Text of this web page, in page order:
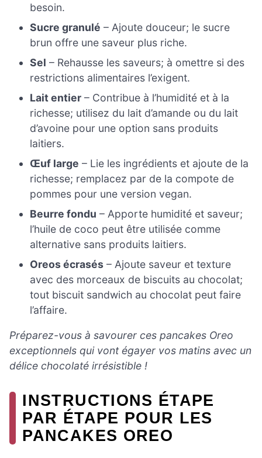
besoin.
Sucre granulé – Ajoute douceur; le sucre
brun offre une saveur plus riche.
Sel – Rehausse les saveurs; à omettre si des
restrictions alimentaires l’exigent.
Lait entier – Contribue à l’humidité et à la
richesse; utilisez du lait d’amande ou du lait
d’avoine pour une option sans produits
laitiers.
Œuf large – Lie les ingrédients et ajoute de la
richesse; remplacez par de la compote de
pommes pour une version vegan.
Beurre fondu – Apporte humidité et saveur;
l’huile de coco peut être utilisée comme
alternative sans produits laitiers.
Oreos écrasés – Ajoute saveur et texture
avec des morceaux de biscuits au chocolat;
tout biscuit sandwich au chocolat peut faire
l’affaire.
Préparez-vous à savourer ces pancakes Oreo
exceptionnels qui vont égayer vos matins avec un
délice chocolaté irrésistible !
INSTRUCTIONS ÉTAPE
PAR ÉTAPE POUR LES
PANCAKES OREO